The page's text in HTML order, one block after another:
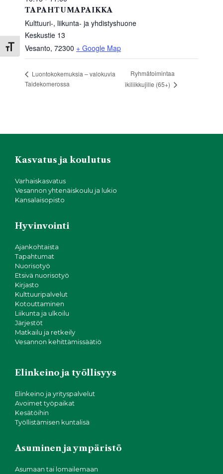
Toggle Font size
TAPAHTUMAPAIKKA
Kulttuuri-, liikunta- ja yhdistyshuone
Keskustie 13
Vesanto, 72300 + Google Map
Luontokokemuksia – valokuvia
Taidekomerossa
Ryhmätoimintaa
ikiliikkujille (65+)
Kasvatus ja koulutus
Varhaiskasvatus
Vesannon yhtenäiskoulu ja lukio
Kansalaisopisto
Hyvinvointi
Ajankohtaista
Tapahtumat
Nuorisotyö
Etsivä nuorisotyö
Kirjasto
Kulttuuripalvelut
Kotouttaminen
Liikunta ja ulkoilu
Järjestöt
Matkailu ja retkeily
Vesannon kehittämissäätiö
Elinkeino ja työllisyys
Elinkeino ja yrityspalvelut
Avoimet työpaikat
Kesätöihin
Työllistämisen kuntalisä
Asuminen ja ympäristö
Asumaan tai lomailemaan